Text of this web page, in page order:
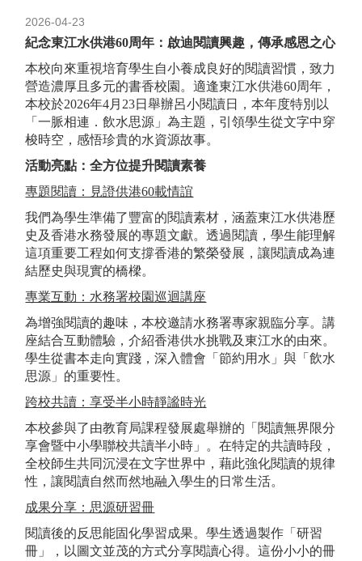
2026-04-23
紀念東江水供港60周年：啟迪閱讀興趣，傳承感恩之心
本校向來重視培育學生自小養成良好的閱讀習慣，致力
營造濃厚且多元的書香校園。適逢東江水供港60周年，
本校於2026年4月23日舉辦呂小閱讀日，本年度特別以
「一脈相連．飲水思源」為主題，引領學生從文字中穿
梭時空，感悟珍貴的水資源故事。
活動亮點：全方位提升閱讀素養
專題閱讀：見證供港60載情誼
我們為學生準備了豐富的閱讀素材，涵蓋東江水供港歷
史及香港水務發展的專題文獻。透過閱讀，學生能理解
這項重要工程如何支撐香港的繁榮發展，讓閱讀成為連
結歷史與現實的橋樑。
專業互動：水務署校園巡迴講座
為增強閱讀的趣味，本校邀請水務署專家親臨分享。講
座結合互動體驗，介紹香港供水挑戰及東江水的由來。
學生從書本走向實踐，深入體會「節約用水」與「飲水
思源」的重要性。
跨校共讀：享受半小時靜謐時光
本校參與了由教育局課程發展處舉辦的「閱讀無界限分
享會暨中小學聯校共讀半小時」。在特定的共讀時段，
全校師生共同沉浸在文字世界中，藉此強化閱讀的規律
性，讓閱讀自然而然地融入學生的日常生活。
成果分享：思源研習冊
閱讀後的反思能固化學習成果。學生透過製作「研習
冊」，以圖文並茂的方式分享閱讀心得。這份小小的冊